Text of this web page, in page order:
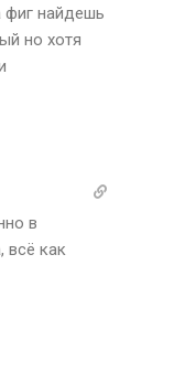
фиг найдешь
но хотя
в
всё как